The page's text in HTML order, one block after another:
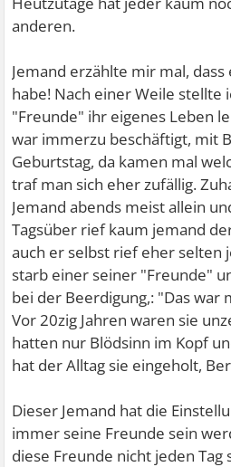
anderen.
Jemand erzählte mir mal,
habe! Nach einer Weile stellte
"Freunde" ihr eigenes Leben
war immerzu beschäftigt, mit
Geburtstag, da kamen mal
traf man sich eher zufällig.
Jemand abends meist allein
Tagsüber rief kaum jemand
auch er selbst rief eher selten
starb einer seiner "Freunde"
bei der Beerdigung,: "Das war
Vor 20zig Jahren waren sie
hatten nur Blödsinn im Kopf
hat der Alltag sie eingeholt,
Dieser Jemand hat die
immer seine Freunde sein
diese Freunde nicht jeden Tag